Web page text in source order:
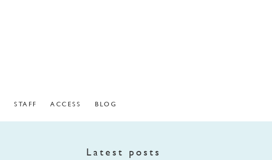
STAFF ACCESS BLOG
Latest posts